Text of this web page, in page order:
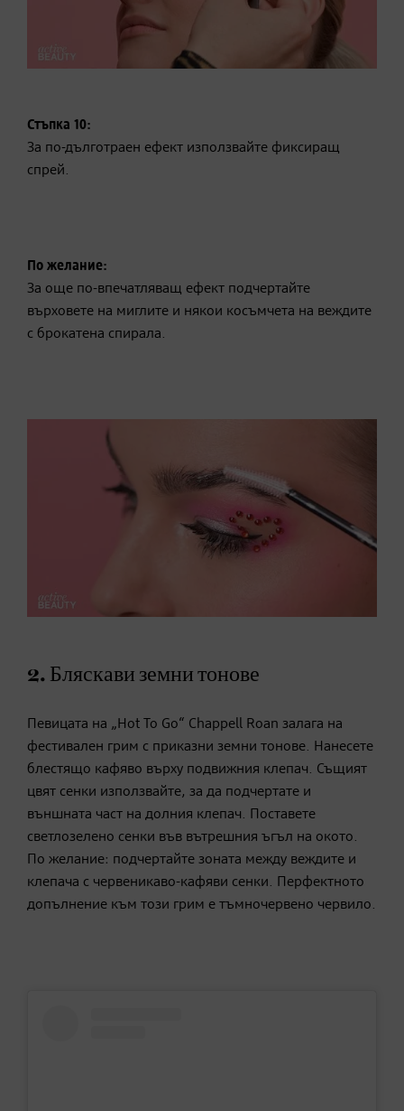
Стъпка 10:
За по-дълготраен ефект използвайте фиксиращ
спрей.
По желание:
За още по-впечатляващ ефект подчертайте
върховете на миглите и някои косъмчета на веждите
с брокатена спирала.
2. Бляскави земни тонове
Певицата на „Hot To Go“ Chappell Roan залага на
фестивален грим с приказни земни тонове. Нанесете
блестящо кафяво върху подвижния клепач. Същият
цвят сенки използвайте, за да подчертате и
външната част на долния клепач. Поставете
светлозелено сенки във вътрешния ъгъл на окото.
По желание: подчертайте зоната между веждите и
клепача с червеникаво-кафяви сенки. Перфектното
допълнение към този грим е тъмночервено червило.